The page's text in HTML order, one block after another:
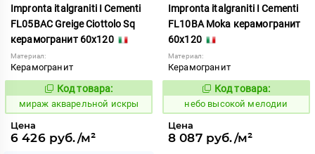
Impronta italgraniti I Cementi
FL05BAC Greige Ciottolo Sq
керамогранит 60x120
Материал:
Керамогранит
984409
Код товара:
мираж акварельной искры
Цена
6 426 руб./м²
Impronta italgraniti I Cementi
FL10BA Moka керамогранит
60x120
Материал:
Керамогранит
1111423
Код товара:
небо высокой мелодии
Цена
8 087 руб./м²